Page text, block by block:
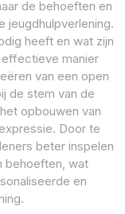
de behoeften en
jeugdhulpverlening.
heeft en wat zijn
effectieve manier
van een open
de stem van de
opbouwen van
Door te
beter inspelen
behoeften, wat
en